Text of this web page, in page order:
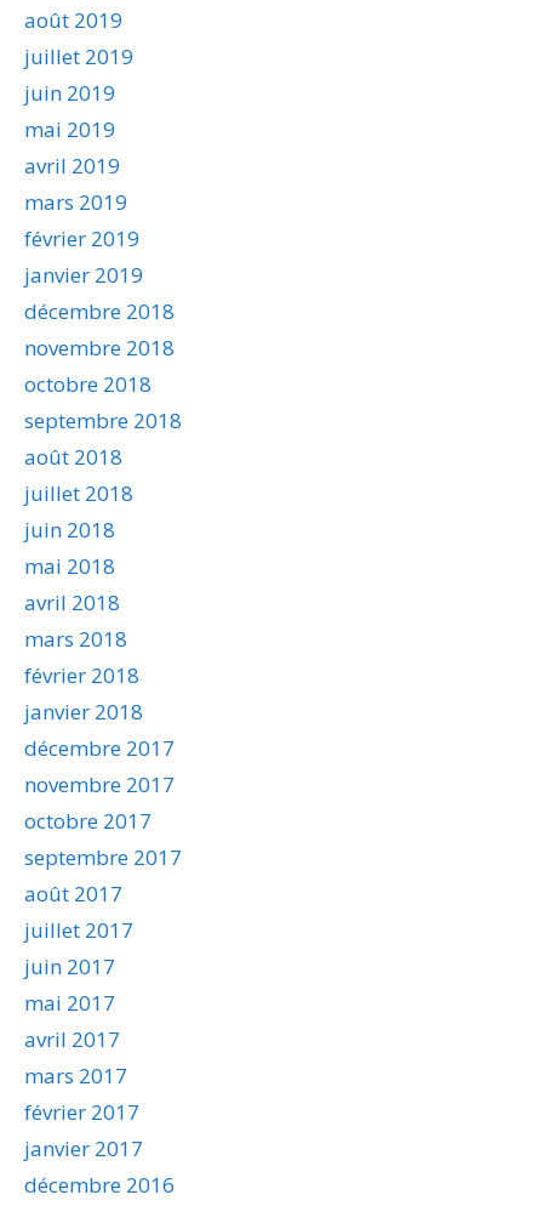
août 2019
juillet 2019
juin 2019
mai 2019
avril 2019
mars 2019
février 2019
janvier 2019
décembre 2018
novembre 2018
octobre 2018
septembre 2018
août 2018
juillet 2018
juin 2018
mai 2018
avril 2018
mars 2018
février 2018
janvier 2018
décembre 2017
novembre 2017
octobre 2017
septembre 2017
août 2017
juillet 2017
juin 2017
mai 2017
avril 2017
mars 2017
février 2017
janvier 2017
décembre 2016